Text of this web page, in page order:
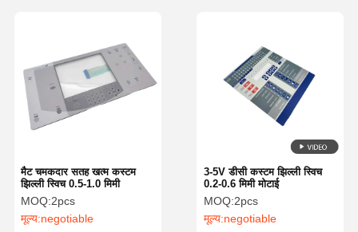
हमारे बारे में
3-5V डीसी कस्टम झिल्ली स्विच
0.2-0.6 मिमी मोटाई
MOQ:2pcs
मूल्य:negotiable
मैट चमकदार सतह खत्म कस्टम
झिल्ली स्विच 0.5-1.0 मिमी
MOQ:2pcs
मूल्य:negotiable